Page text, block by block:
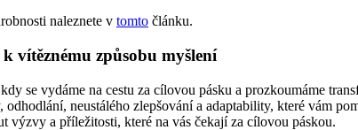
naleznete v tomto článku.
vítěznému způsobu myšlení
se vydáme na cestu za cílovou pásku a prozkoumáme
neustálého zlepšování a adaptability, které vám
výzvy a příležitosti, které na vás čekají za cílovou páskou.